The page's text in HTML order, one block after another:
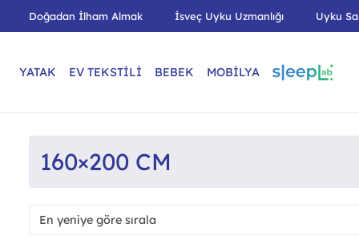
Doğadan İlham Almak İsveç Uyku Uzmanlığı Uyku
YATAK EV TEKSTİLİ BEBEK MOBİLYA
160×200 CM